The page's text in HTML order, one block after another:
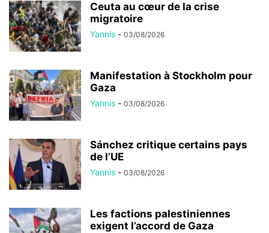
Ceuta au cœur de la crise
migratoire
Yannis - 03/08/2026
Manifestation à Stockholm pour
Gaza
Yannis - 03/08/2026
Sánchez critique certains pays
de l’UE
Yannis - 03/08/2026
Les factions palestiniennes
exigent l’accord de Gaza